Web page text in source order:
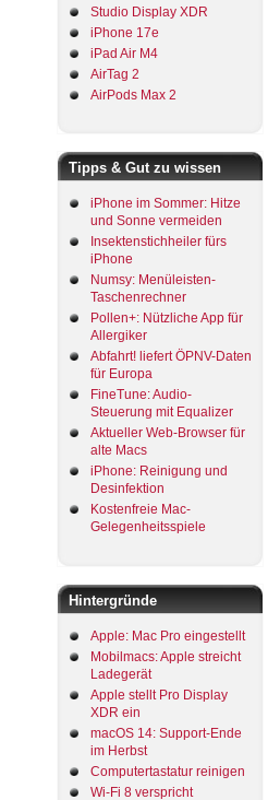
Studio Display XDR
iPhone 17e
iPad Air M4
AirTag 2
AirPods Max 2
Tipps & Gut zu wissen
iPhone im Sommer: Hitze
und Sonne vermeiden
Insektenstichheiler fürs
iPhone
Numsy: Menüleisten-
Taschenrechner
Pollen+: Nützliche App für
Allergiker
Abfahrt! liefert ÖPNV-Daten
für Europa
FineTune: Audio-
Steuerung mit Equalizer
Aktueller Web-Browser für
alte Macs
iPhone: Reinigung und
Desinfektion
Kostenfreie Mac-
Gelegenheitsspiele
Hintergründe
Apple: Mac Pro eingestellt
Mobilmacs: Apple streicht
Ladegerät
Apple stellt Pro Display
XDR ein
macOS 14: Support-Ende
im Herbst
Computertastatur reinigen
Wi-Fi 8 verspricht